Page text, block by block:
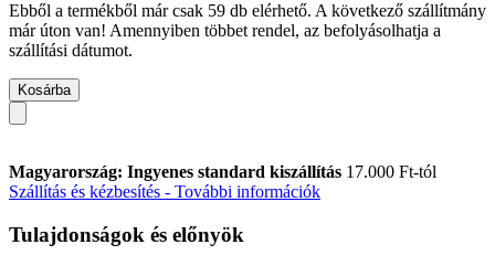
Ebből a termékből már csak 59 db elérhető. A következő szállítmány
már úton van! Amennyiben többet rendel, az befolyásolhatja a
szállítási dátumot.
Kosárba
Magyarország: Ingyenes standard kiszállítás 17.000 Ft-tól
Szállítás és kézbesítés - További információk
Tulajdonságok és előnyök